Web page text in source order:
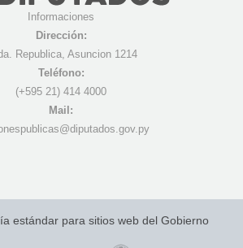
Informaciones
Dirección:
Republica, Asuncion 1214
Teléfono:
(+595 21) 414 4000
Mail:
estándar para sitios web del Gobierno